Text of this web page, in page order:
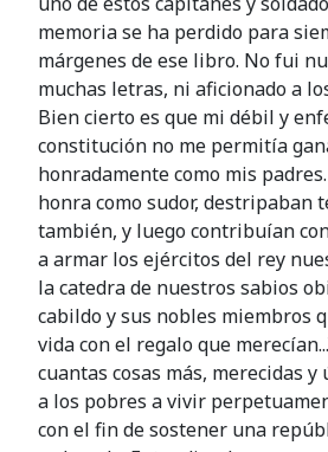
memoria se ha perdido para
márgenes de ese libro. No fui
muchas letras, ni aficionado a
Bien cierto es que mi débil y
constitución no me permitía
honradamente como mis
honra como sudor, destripaban
también, y luego contribuían
a armar los ejércitos del rey
la catedra de nuestros sabios
cabildo y sus nobles miembros
vida con el regalo que
cuantas cosas más, merecidas
a los pobres a vivir
con el fin de sostener una